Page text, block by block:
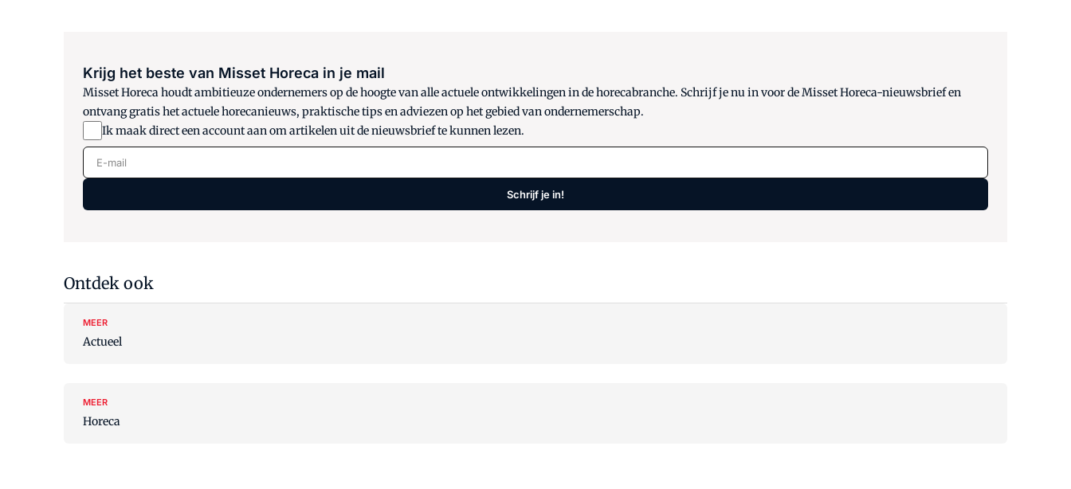
Krijg het beste van Misset Horeca in je mail
Misset Horeca houdt ambitieuze ondernemers op de hoogte van alle actuele ontwikkelingen in de horecabranche. Schrijf je nu in voor de Misset Horeca-nieuwsbrief en
ontvang gratis het actuele horecanieuws, praktische tips en adviezen op het gebied van ondernemerschap.
Ik maak direct een account aan om artikelen uit de nieuwsbrief te kunnen lezen.
E-mail
Schrijf je in!
Ontdek ook
MEER
Actueel
MEER
Horeca